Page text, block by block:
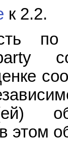
к 2.2.
по
этом